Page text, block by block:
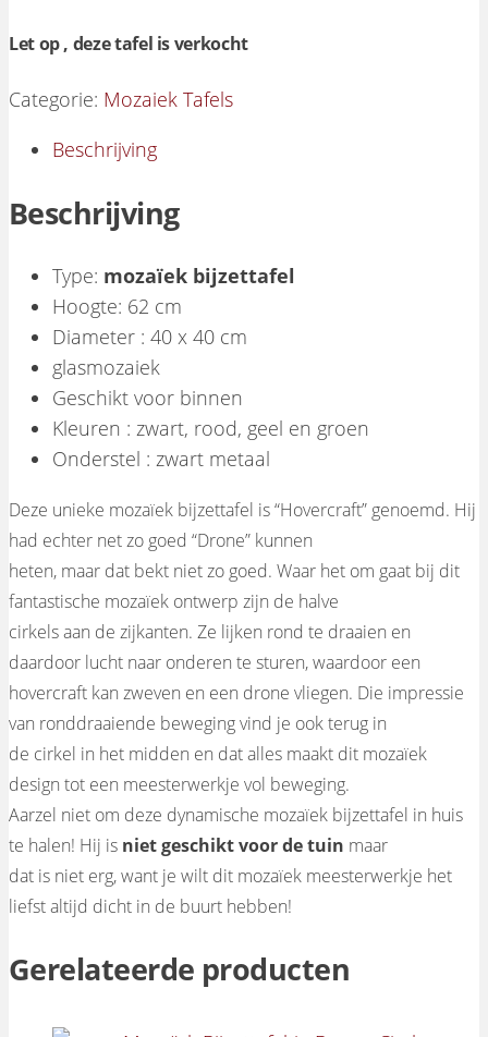
Let op , deze tafel is verkocht
Categorie: Mozaiek Tafels
Beschrijving
Beschrijving
Type: mozaïek bijzettafel
Hoogte: 62 cm
Diameter : 40 x 40 cm
glasmozaiek
Geschikt voor binnen
Kleuren : zwart, rood, geel en groen
Onderstel : zwart metaal
Deze unieke mozaïek bijzettafel is “Hovercraft” genoemd. Hij
had echter net zo goed “Drone” kunnen
heten, maar dat bekt niet zo goed. Waar het om gaat bij dit
fantastische mozaïek ontwerp zijn de halve
cirkels aan de zijkanten. Ze lijken rond te draaien en
daardoor lucht naar onderen te sturen, waardoor een
hovercraft kan zweven en een drone vliegen. Die impressie
van ronddraaiende beweging vind je ook terug in
de cirkel in het midden en dat alles maakt dit mozaïek
design tot een meesterwerkje vol beweging.
Aarzel niet om deze dynamische mozaïek bijzettafel in huis
te halen! Hij is niet geschikt voor de tuin maar
dat is niet erg, want je wilt dit mozaïek meesterwerkje het
liefst altijd dicht in de buurt hebben!
Gerelateerde producten